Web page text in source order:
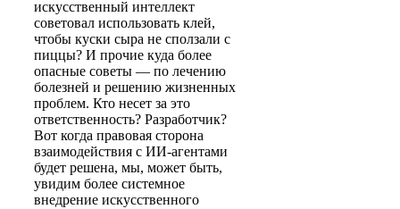
искусственный интеллект
советовал использовать клей,
чтобы куски сыра не сползали с
пиццы? И прочие куда более
опасные советы — по лечению
болезней и решению жизненных
проблем. Кто несет за это
ответственность? Разработчик?
Вот когда правовая сторона
взаимодействия с ИИ-агентами
будет решена, мы, может быть,
увидим более системное
внедрение искусственного